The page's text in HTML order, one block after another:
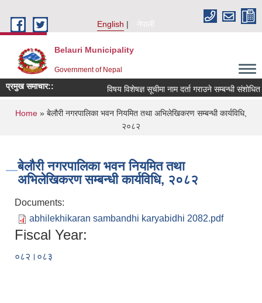
English
नेपाली
Belauri Municipality
Government of Nepal
प्रमुख समाचार:: विषय विशेषज्ञ सूचीमा नाम दर्ता गराउने सम्बन्धी संशोधित
You are here
Home » बेलौरी नगरपालिका भवन नियमित तथा अभिलेखिकरण सम्बन्धी कार्यविधि,
२०८२
बेलौरी नगरपालिका भवन नियमित तथा
अभिलेखिकरण सम्बन्धी कार्यविधि, २०८२
Documents:
abhilekhikaran sambandhi karyabidhi 2082.pdf
Fiscal Year:
०८२।०८३